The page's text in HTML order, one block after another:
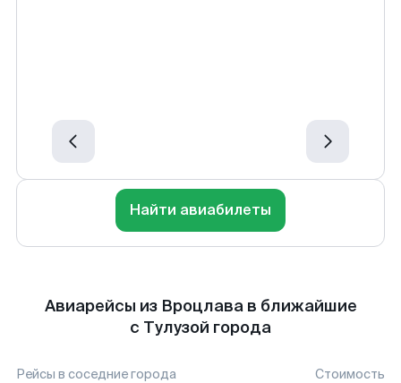
Найти авиабилеты
Авиарейсы из Вроцлава в ближайшие
с Тулузой города
Рейсы в соседние города Стоимость